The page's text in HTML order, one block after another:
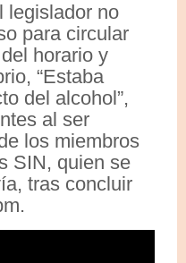
legislador no
para circular
horario y
“Estaba
del alcohol”,
al ser
los miembros
SIN, quien se
tras concluir